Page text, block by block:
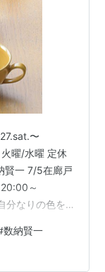
〜
曜/水曜 定休
賢一 7/5在廊戸
～
分なりの色を
雨海商店 ギ
641-
数納賢一